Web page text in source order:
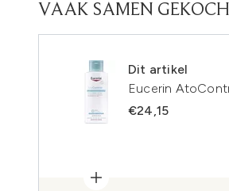
VAAK SAMEN
Dit artikel
Eucerin
€24,15